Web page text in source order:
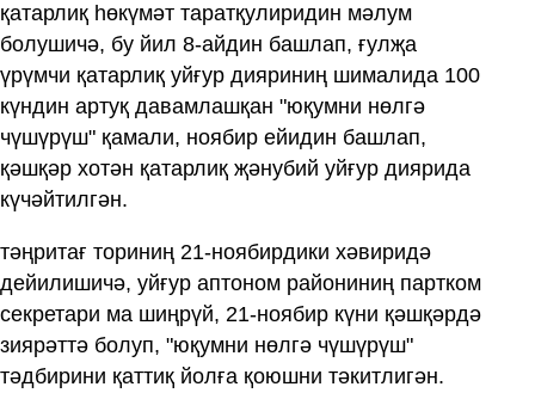
қатарлиқ һөкүмәт таратқулиридин мәлум
болушичә, бу йил 8-айдин башлап, ғулҗа
үрүмчи қатарлиқ уйғур дияриниң шималида 100
күндин артуқ давамлашқан "юқумни нөлгә
чүшүрүш" қамали, ноябир ейидин башлап,
қәшқәр хотән қатарлиқ җәнубий уйғур диярида
күчәйтилгән.
тәңритағ ториниң 21-ноябирдики хәвиридә
дейилишичә, уйғур аптоном райониниң партком
секретари ма шиңрүй, 21-ноябир күни қәшқәрдә
зиярәттә болуп, "юқумни нөлгә чүшүрүш"
тәдбирини қаттиқ йолға қоюшни тәкитлигән.